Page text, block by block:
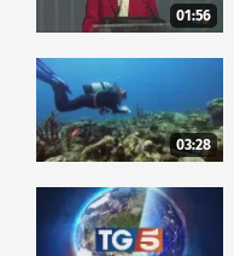
01:56
03:28